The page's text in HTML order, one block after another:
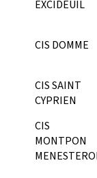
EXCIDEUIL
CIS DOMME
CIS SAINT
CYPRIEN
CIS
MONTPON